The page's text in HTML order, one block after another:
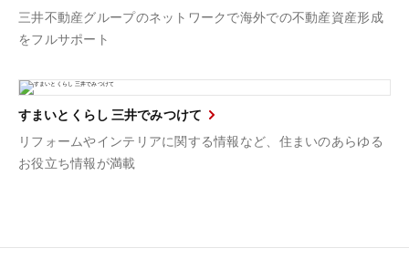
三井不動産グループのネットワークで海外での不動産資産形成
をフルサポート
すまいとくらし 三井でみつけて
リフォームやインテリアに関する情報など、住まいのあらゆる
お役立ち情報が満載